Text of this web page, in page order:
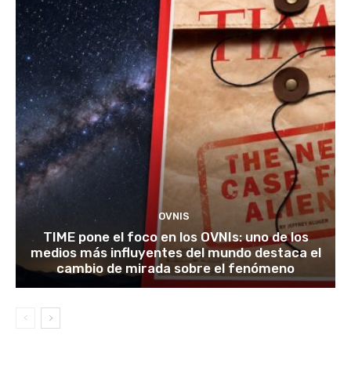
OVNIS
TIME pone el foco en los OVNIs: uno de los
medios más influyentes del mundo destaca el
cambio de mirada sobre el fenómeno